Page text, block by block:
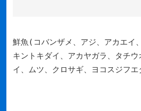
鮮魚(コバンザメ、アジ、アカエイ
キントキダイ、アカヤガラ、タチ
イ、ムツ、クロサギ、ヨコスジフ